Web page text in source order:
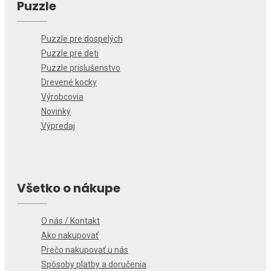
Puzzle
Puzzle pre dospelých
Puzzle pre deti
Puzzle príslušenstvo
Drevené kocky
Výrobcovia
Novinky
Výpredaj
Všetko o nákupe
O nás / Kontakt
Ako nakupovať
Prečo nakupovať u nás
Spôsoby platby a doručenia